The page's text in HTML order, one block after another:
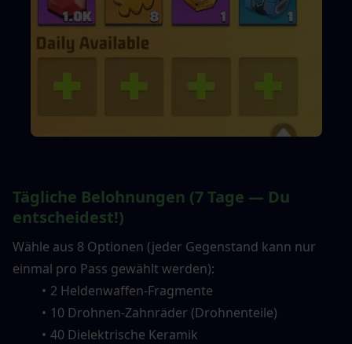
Tägliche Belohnungen (7 Tage — Du
entscheidest!)
Wähle aus 8 Optionen (jeder Gegenstand kann nur
einmal pro Pass gewählt werden):
2 Heldenwaffen-Fragmente
10 Drohnen-Zahnräder (Drohnenteile)
40 Dielektrische Keramik